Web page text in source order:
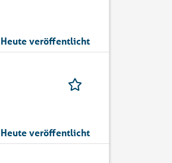
Heute veröffentlicht
Heute veröffentlicht